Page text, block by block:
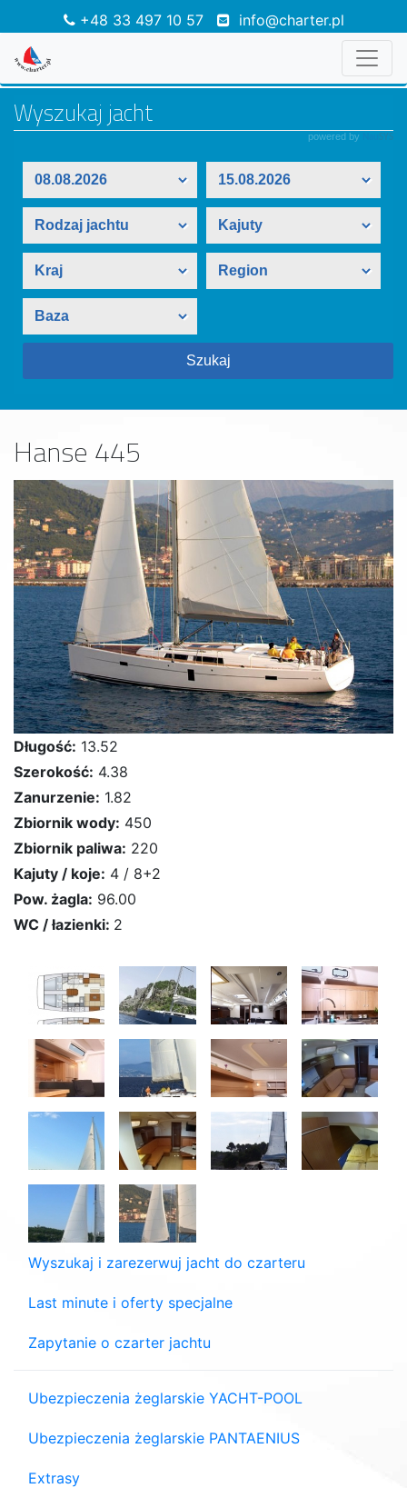
+48 33 497 10 57 info@charter.pl
Hanse 445
Długość: 13.52
Szerokość: 4.38
Zanurzenie: 1.82
Zbiornik wody: 450
Zbiornik paliwa: 220
Kajuty / koje: 4 / 8+2
Pow. żagla: 96.00
WC / łazienki: 2
Wyszukaj i zarezerwuj jacht do czarteru
Last minute i oferty specjalne
Zapytanie o czarter jachtu
Ubezpieczenia żeglarskie YACHT-POOL
Ubezpieczenia żeglarskie PANTAENIUS
Extrasy